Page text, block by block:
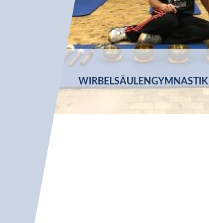
WIRBELSÄULEN­GYMNASTIK